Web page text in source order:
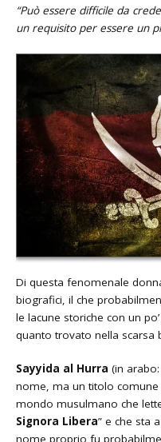
“Può essere difficile da
un requisito per essere un
Di questa fenomenale
biografici, il che
le lacune storiche con un
quanto trovato nella scarsa
Sayyida al Hurra (in arabo:
nome, ma un titolo
mondo musulmano che
Signora Libera” e che sta